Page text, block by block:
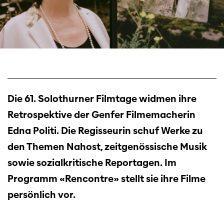
Die 61. Solothurner Filmtage widmen ihre
Retrospektive der Genfer Filmemacherin
Edna Politi. Die Regisseurin schuf Werke zu
den Themen Nahost, zeitgenössische Musik
sowie sozialkritische Reportagen. Im
Programm «Rencontre» stellt sie ihre Filme
persönlich vor.